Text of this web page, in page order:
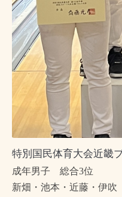
特別国民体育大会近畿
成年男子 総合3位
新畑・池本・近藤・伊吹